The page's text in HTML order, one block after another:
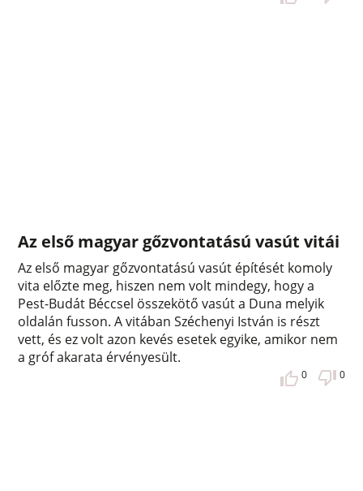
Az első magyar gőzvontatású vasút vitái
Az első magyar gőzvontatású vasút építését komoly
vita előzte meg, hiszen nem volt mindegy, hogy a
Pest-Budát Béccsel összekötő vasút a Duna melyik
oldalán fusson. A vitában Széchenyi István is részt
vett, és ez volt azon kevés esetek egyike, amikor nem
a gróf akarata érvényesült.
0 0